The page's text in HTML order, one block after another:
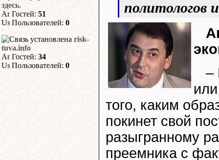
здесь.
Гостей: 51
Пользователей: 0
risk-
tuva.info
Гостей: 34
Пользователей: 0
политологов
–
того, каким
покинет свой
разыгранному
преемника с